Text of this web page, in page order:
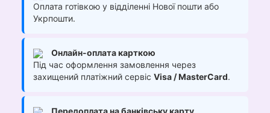
Оплата готівкою у відділенні Нової пошти або
Укрпошти.
Онлайн-оплата карткою
Під час оформлення замовлення через
захищений платіжний сервіс Visa / MasterCard.
Передоплата на банківську карту